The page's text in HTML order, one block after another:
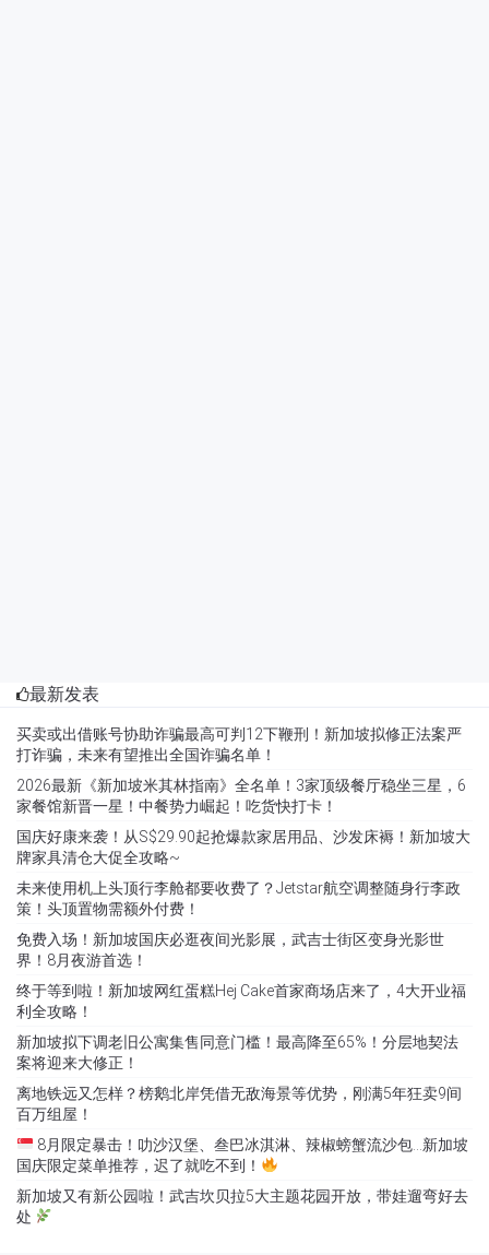
最新发表
买卖或出借账号协助诈骗最高可判12下鞭刑！新加坡拟修正法案严
打诈骗，未来有望推出全国诈骗名单！
2026最新《新加坡米其林指南》全名单！3家顶级餐厅稳坐三星，6
家餐馆新晋一星！中餐势力崛起！吃货快打卡！
国庆好康来袭！从S$29.90起抢爆款家居用品、沙发床褥！新加坡大
牌家具清仓大促全攻略~
未来使用机上头顶行李舱都要收费了？Jetstar航空调整随身行李政
策！头顶置物需额外付费！
免费入场！新加坡国庆必逛夜间光影展，武吉士街区变身光影世
界！8月夜游首选！
终于等到啦！新加坡网红蛋糕Hej Cake首家商场店来了，4大开业福
利全攻略！
新加坡拟下调老旧公寓集售同意门槛！最高降至65%！分层地契法
案将迎来大修正！
离地铁远又怎样？榜鹅北岸凭借无敌海景等优势，刚满5年狂卖9间
百万组屋！
8月限定暴击！叻沙汉堡、叁巴冰淇淋、辣椒螃蟹流沙包…新加坡
国庆限定菜单推荐，迟了就吃不到！
新加坡又有新公园啦！武吉坎贝拉5大主题花园开放，带娃遛弯好去
处